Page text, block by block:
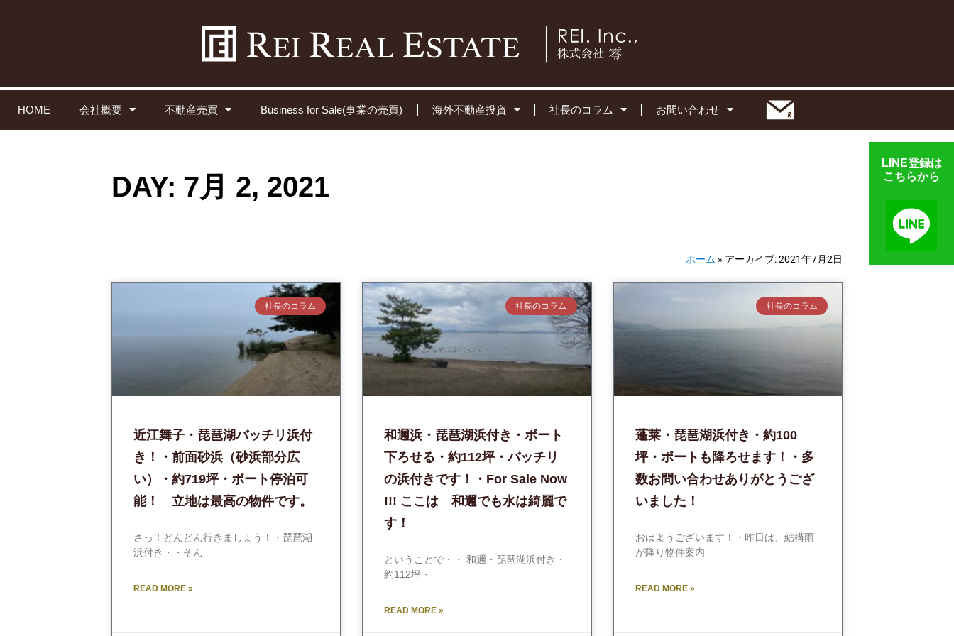
HOME 会社概要 不動産売買 Business for Sale(事業の売買) 海外不動産投資 社長のコラム お問い合わせ
LINE登録は
こちらから
DAY: 7月 2, 2021
ホーム » アーカイブ: 2021年7月2日
社長のコラム
近江舞子・琵琶湖バッチリ浜付
き！・前面砂浜（砂浜部分広
い）・約719坪・ボート停泊可
能！ 立地は最高の物件です。
さっ！どんどん行きましょう！・琵琶湖
浜付き・・そん
READ MORE »
社長のコラム
和邇浜・琵琶湖浜付き・ボート
下ろせる・約112坪・バッチリ
の浜付きです！・For Sale Now
!!! ここは 和邇でも水は綺麗で
す！
ということで・・ 和邇・琵琶湖浜付き・
約112坪・
READ MORE »
社長のコラム
蓬莱・琵琶湖浜付き・約100
坪・ボートも降ろせます！・多
数お問い合わせありがとうござ
いました！
おはようございます！・昨日は、結構雨
が降り物件案内
READ MORE »